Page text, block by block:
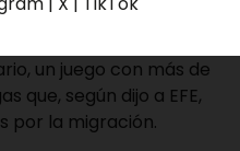
en medio de un
un juego con más de
que, según dijo a EFE,
por la migración.